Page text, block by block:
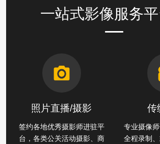
一站式影像服务平
照片直播/摄影
签约各地优秀摄影师进驻平
台，各类公关活动摄影、商
传
专业摄像
全程录制